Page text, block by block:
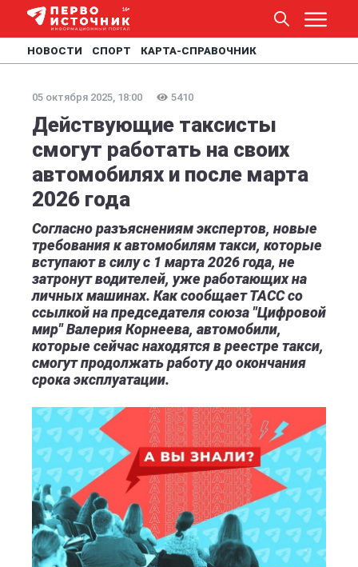
НОВОСТИ СПОРТ КАРТА-СПРАВОЧНИК
05 октября 2025, 18:00 5410
Действующие таксисты
смогут работать на своих
автомобилях и после марта
2026 года
Согласно разъяснениям экспертов, новые
требования к автомобилям такси, которые
вступают в силу с 1 марта 2026 года, не
затронут водителей, уже работающих на
личных машинах. Как сообщает ТАСС со
ссылкой на председателя союза "Цифровой
мир" Валерия Корнеева, автомобили,
которые сейчас находятся в реестре такси,
смогут продолжать работу до окончания
срока эксплуатации.